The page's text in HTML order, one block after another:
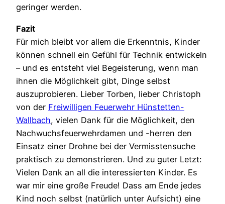
geringer werden.
Fazit
Für mich bleibt vor allem die Erkenntnis, Kinder
können schnell ein Gefühl für Technik entwickeln
– und es entsteht viel Begeisterung, wenn man
ihnen die Möglichkeit gibt, Dinge selbst
auszuprobieren. Lieber Torben, lieber Christoph
von der Freiwilligen Feuerwehr Hünstetten-
Wallbach, vielen Dank für die Möglichkeit, den
Nachwuchsfeuerwehrdamen und -herren den
Einsatz einer Drohne bei der Vermisstensuche
praktisch zu demonstrieren. Und zu guter Letzt:
Vielen Dank an all die interessierten Kinder. Es
war mir eine große Freude! Dass am Ende jedes
Kind noch selbst (natürlich unter Aufsicht) eine